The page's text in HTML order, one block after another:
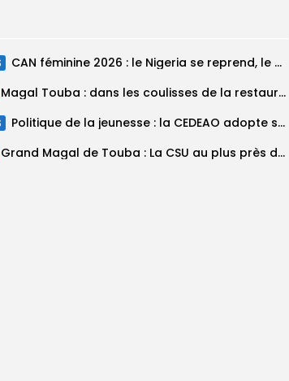
‎CAN féminine 2026 : le Nigeria se reprend, le Malawi surprend encore...
Magal Touba : dans les coulisses de la restauration de la presse...
Politique de la jeunesse : la CEDEAO adopte son plan d’actions stratégiques...
Grand Magal de Touba : La CSU au plus près des pèlerins